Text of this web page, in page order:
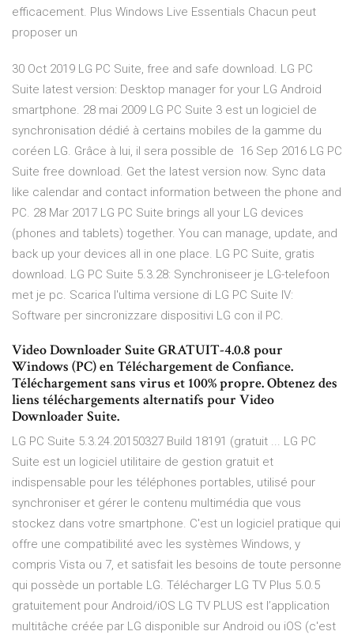
efficacement. Plus Windows Live Essentials Chacun peut
proposer un
30 Oct 2019 LG PC Suite, free and safe download. LG PC
Suite latest version: Desktop manager for your LG Android
smartphone. 28 mai 2009 LG PC Suite 3 est un logiciel de
synchronisation dédié à certains mobiles de la gamme du
coréen LG. Grâce à lui, il sera possible de 16 Sep 2016 LG PC
Suite free download. Get the latest version now. Sync data
like calendar and contact information between the phone and
PC. 28 Mar 2017 LG PC Suite brings all your LG devices
(phones and tablets) together. You can manage, update, and
back up your devices all in one place. LG PC Suite, gratis
download. LG PC Suite 5.3.28: Synchroniseer je LG-telefoon
met je pc. Scarica l'ultima versione di LG PC Suite IV:
Software per sincronizzare dispositivi LG con il PC.
Video Downloader Suite GRATUIT-4.0.8 pour
Windows (PC) en Téléchargement de Confiance.
Téléchargement sans virus et 100% propre. Obtenez des
liens téléchargements alternatifs pour Video
Downloader Suite.
LG PC Suite 5.3.24.20150327 Build 18191 (gratuit ... LG PC
Suite est un logiciel utilitaire de gestion gratuit et
indispensable pour les téléphones portables, utilisé pour
synchroniser et gérer le contenu multimédia que vous
stockez dans votre smartphone. C'est un logiciel pratique qui
offre une compatibilité avec les systèmes Windows, y
compris Vista ou 7, et satisfait les besoins de toute personne
qui possède un portable LG. Télécharger LG TV Plus 5.0.5
gratuitement pour Android/iOS LG TV PLUS est l’application
multitâche créée par LG disponible sur Android ou iOS (c'est